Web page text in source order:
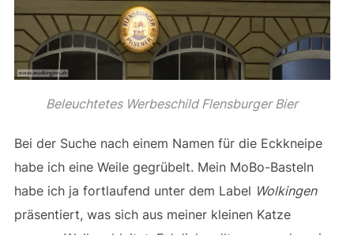
Beleuchtetes Werbeschild Flensburger Bier
Bei der Suche nach einem Namen für die Eckkneipe
habe ich eine Weile gegrübelt. Mein MoBo-Basteln
habe ich ja fortlaufend unter dem Label Wolkingen
präsentiert, was sich aus meiner kleinen Katze